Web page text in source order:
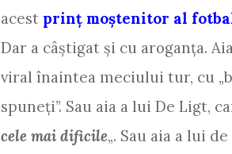
acest prinţ moştenitor al
Dar a câştigat şi cu aroganţa.
viral înaintea meciului tur, cu
spuneţi”. Sau aia a lui De Ligt,
cele mai dificile„. Sau aia a lui